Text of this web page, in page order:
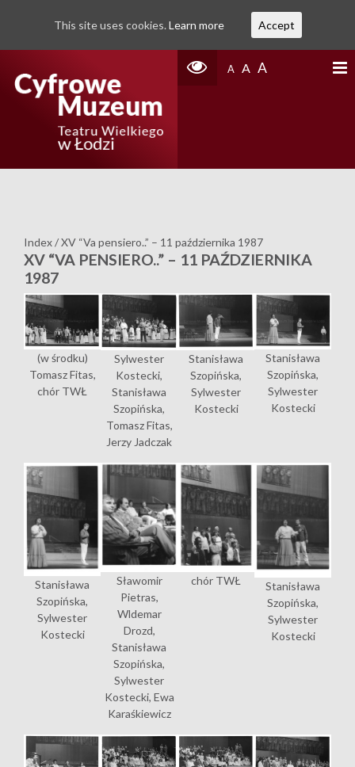
A A A
Index/XV “Va pensiero..” – 11 października 1987
XV “VA PENSIERO..” – 11 PAŹDZIERNIKA
1987
(w środku)
Tomasz Fitas,
chór TWŁ
Sylwester
Kostecki,
Stanisława
Szopińska,
Tomasz Fitas,
Jerzy Jadczak
Stanisława
Szopińska,
Sylwester
Kostecki
Stanisława
Szopińska,
Sylwester
Kostecki
Stanisława
Szopińska,
Sylwester
Kostecki
Sławomir
Pietras,
Wldemar
Drozd,
Stanisława
Szopińska,
Sylwester
Kostecki, Ewa
Karaśkiewicz
chór TWŁ
Stanisława
Szopińska,
Sylwester
Kostecki
This site uses cookies. Learn more Accept